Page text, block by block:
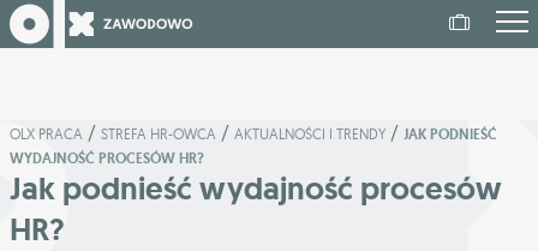
OLX PRACA / STREFA HR-OWCA / AKTUALNOŚCI I TRENDY / JAK PODNIEŚĆ
WYDAJNOŚĆ PROCESÓW HR?
Jak podnieść wydajność procesów
HR?